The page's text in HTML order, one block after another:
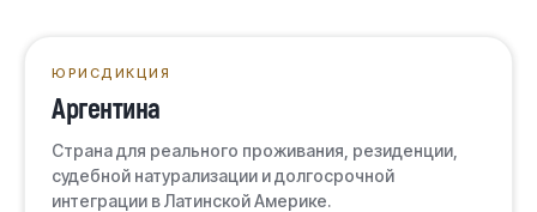
ЮРИСДИКЦИЯ
Аргентина
Страна для реального проживания, резиденции,
судебной натурализации и долгосрочной
интеграции в Латинской Америке.